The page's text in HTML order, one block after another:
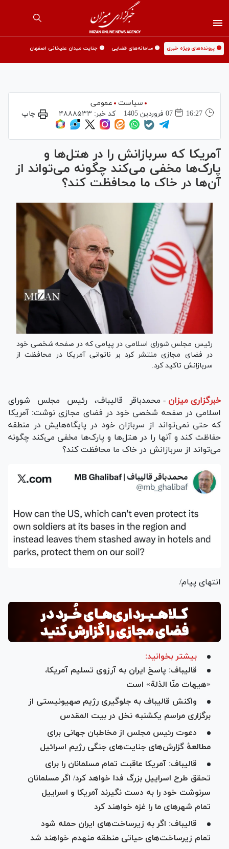
🟡 پرونده‌های ویژه خبری 🟡 سامانه‌های قضایی 🟡 جنایت میدان علیخانی اصفهان
سیاست
عمومی
16:27
07 فروردين 1405 کد خبر: ۴۸۸۸۵۳۳ چاپ
آمریکا که سربازانش را در هتل‌ها و
پارک‌ها مخفی می‌کند چگونه می‌تواند از
آن‌ها در خاک ما محافظت کند؟
رئیس مجلس شورای اسلامی در پیامی که در صفحه شخصی خود
در فضای مجازی منتشر کرد بر ناتوانی آمریکا در محافظت از
سربازانش تاکید کرد.
خبرگزاری میزان - محمدباقر قالیباف، رئیس مجلس شورای
اسلامی در صفحه شخصی خود در فضای مجازی نوشت: آمریکا
که حتی نمی‌تواند از سربازان خود در پایگاه‌هایش در منطقه
حفاظت کند و آنها را در هتل‌ها و پارک‌ها مخفی می‌کند چگونه
می‌تواند از سربازانش در خاک ما محافظت کند؟
انتهای پیام/
بیشتر بخوانید:
قالیباف: پاسخ ایران به آرزوی تسلیم آمریکا،
«هیهات منّا الذلة» است
واکنش قالیباف به جلوگیری رژیم صهیونیستی از
برگزاری مراسم یکشنبه نخل در بیت المقدس
دعوت رئیس مجلس از مخاطبان جهانی برای
مطالعهٔ گزارش‌های جنایت‌های جنگی رژیم اسرائیل
قالیباف: آمریکا عاقبت تمام مسلمانان را برای
تحقق طرح اسراییل بزرگ فدا خواهد کرد/ اگر مسلمانان
سرنوشت خود را به دست نگیرند آمریکا و اسراییل
تمام شهر‌های ما را غزه خواهند کرد
قالیباف: اگر به زیرساخت‌های ایران حمله شود
تمام زیرساخت‌های حیاتی منطقه منهدم خواهند شد